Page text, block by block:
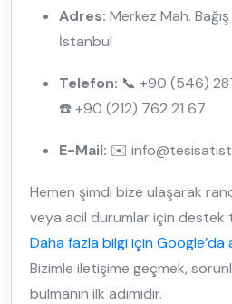
Adres: Merkez Mah.
İstanbul
Telefon: 📞 +90 (546)
☎️ +90 (212) 762 21 67
E-Mail: ✉️
Hemen şimdi bize ulaşarak
veya acil durumlar için destek
Daha fazla bilgi için
Bizimle iletişime geçmek,
bulmanın ilk adımıdır.